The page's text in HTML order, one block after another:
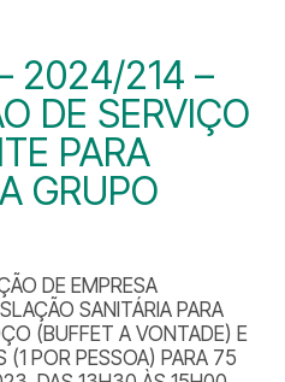
2024/214 –
DE SERVIÇO
PARA
GRUPO
DE EMPRESA
SANITÁRIA PARA
(BUFFET A VONTADE) E
(1 POR PESSOA) PARA 75